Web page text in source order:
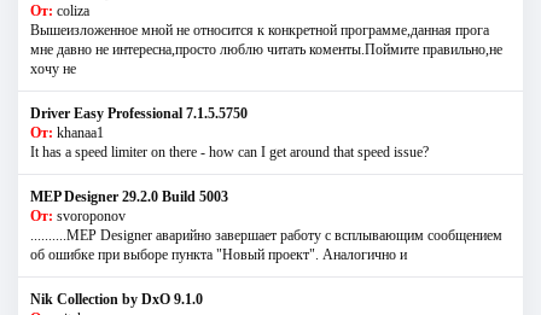
От: coliza
Вышеизложенное мной не относится к конкретной программе,данная прога
мне давно не интересна,просто люблю читать коменты.Поймите правильно,не
хочу не
Driver Easy Professional 7.1.5.5750
От: khanaa1
It has a speed limiter on there - how can I get around that speed issue?
MEP Designer 29.2.0 Build 5003
От: svoroponov
..........MEP Designer аварийно завершает работу с всплывающим сообщением
об ошибке при выборе пункта "Новый проект". Аналогично и
Nik Collection by DxO 9.1.0